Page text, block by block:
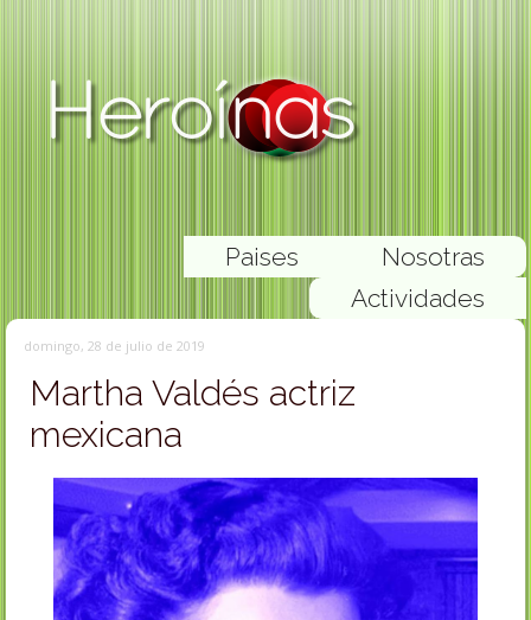
Nosotras
Paises
Actividades
domingo, 28 de julio de 2019
Martha Valdés actriz
mexicana